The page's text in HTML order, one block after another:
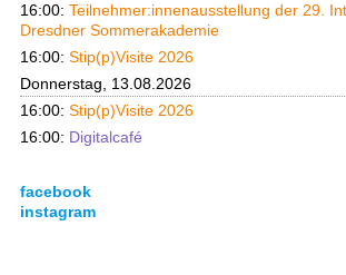
16:00: Teilnehmer:innenausstellung der 29.
Dresdner Sommerakademie
16:00: Stip(p)Visite 2026
Donnerstag, 13.08.2026
16:00: Stip(p)Visite 2026
16:00: Digitalcafé
facebook
instagram